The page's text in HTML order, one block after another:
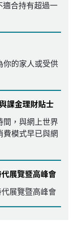
適合持有超過一
你的家人或受供
課金理財貼士
間，與網上世界
費模式早已與網
展覽暨高峰會
展覽暨高峰會